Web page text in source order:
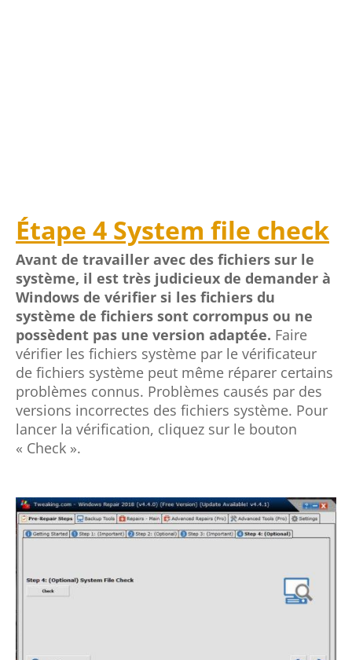
Étape 4 System file check
Avant de travailler avec des fichiers sur le
système, il est très judicieux de demander à
Windows de vérifier si les fichiers du
système de fichiers sont corrompus ou ne
possèdent pas une version adaptée. Faire
vérifier les fichiers système par le vérificateur
de fichiers système peut même réparer certains
problèmes connus. Problèmes causés par des
versions incorrectes des fichiers système. Pour
lancer la vérification, cliquez sur le bouton
« Check ».